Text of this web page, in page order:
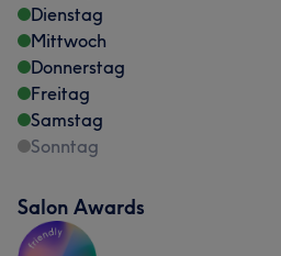
Dienstag
Mittwoch
Donnerstag
Freitag
Samstag
Sonntag
Salon Awards